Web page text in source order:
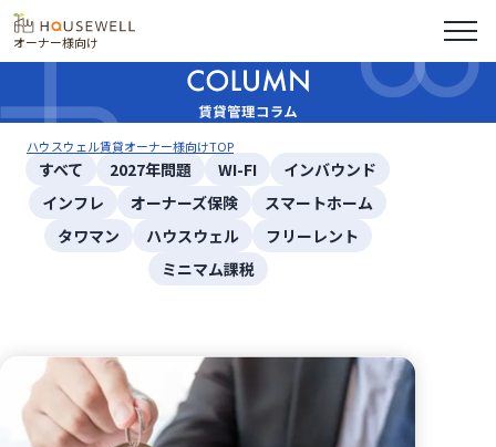
オーナー様向け
ハウスウェル賃貸オーナー様向けTOP
すべて 2027年問題 WI-FI
インバウンド
インフレ
オーナーズ保険
スマートホーム
タワマン
ハウスウェル
フリーレント
ミニマム課税